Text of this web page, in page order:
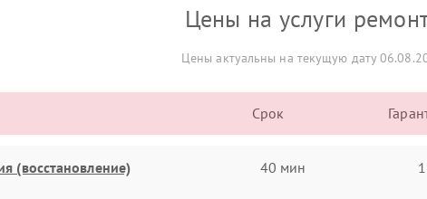
Цены на услуги
Цены актуальны на текущую дату
Срок
(восстановление) 40 мин